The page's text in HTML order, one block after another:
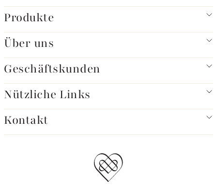
Produkte
Über uns
Geschäftskunden
Nützliche Links
Kontakt